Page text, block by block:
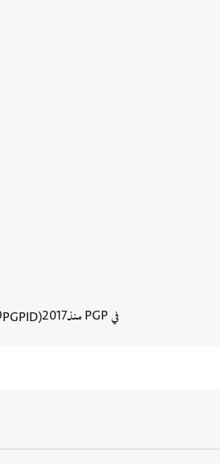
في PGP منذ 2017
PGPID